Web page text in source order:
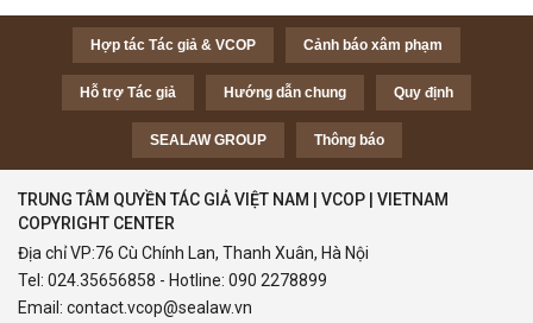
Hợp tác Tác giả & VCOP Cảnh báo xâm phạm
Hỗ trợ Tác giả Hướng dẫn chung Quy định
SEALAW GROUP Thông báo
TRUNG TÂM QUYỀN TÁC GIẢ VIỆT NAM | VCOP | VIETNAM
COPYRIGHT CENTER
Địa chỉ VP:76 Cù Chính Lan, Thanh Xuân, Hà Nội
Tel: 024.35656858 - Hotline: 090 2278899
Email: contact.vcop@sealaw.vn